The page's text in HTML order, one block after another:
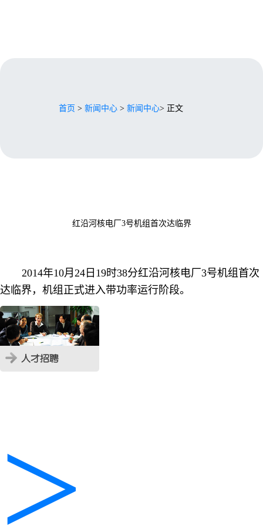
首页 > 新闻中心 > 新闻中心> 正文
红沿河核电厂3号机组首次达临界
2014年10月24 日 19时38分红沿河核电厂3号机组首次
达临界，机组正式进入带功率运行阶段。
>